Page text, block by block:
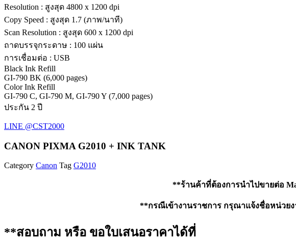
Resolution : สูงสุด 4800 x 1200 dpi
Copy Speed : สูงสุด 1.7 (ภาพ/นาที)
Scan Resolution : สูงสุด 600 x 1200 dpi
ถาดบรรจุกระดาษ : 100 แผ่น
การเชื่อมต่อ : USB
Black Ink Refill
GI-790 BK (6,000 pages)
Color Ink Refill
GI-790 C, GI-790 M, GI-790 Y (7,000 pages)
ประกัน 2 ปี
LINE @CST2000
CANON PIXMA G2010 + INK TANK
Category Canon Tag G2010
**ร้านค้าที่ต้องการนำไปขายต่อ
**กรณีเข้างานราชการ กรุณาแจ้งชื่อหน่วย
**สอบถาม หรือ ขอใบเสนอราคาได้ที่